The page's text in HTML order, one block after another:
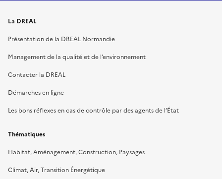
La DREAL
Présentation de la DREAL Normandie
Management de la qualité et de l’environnement
Contacter la DREAL
Démarches en ligne
Les bons réflexes en cas de contrôle par des agents de l’État
Thématiques
Habitat, Aménagement, Construction, Paysages
Climat, Air, Transition Énergétique